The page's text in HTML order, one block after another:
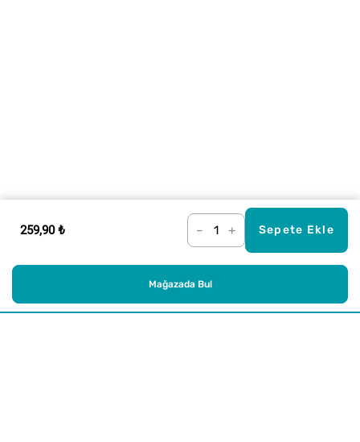
259,90 ₺ – + Sepete Ekle
Mağazada Bul